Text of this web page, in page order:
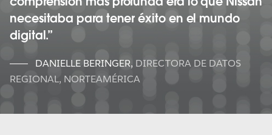
necesitaba para tener éxito en el mundo
digital.
DANIELLE BERINGER, DIRECTORA DE DATOS
REGIONAL, NORTEAMÉRICA